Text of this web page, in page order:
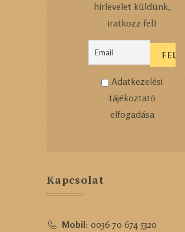
hírlevelet küldünk,
iratkozz fel!
Adatkezelési
tájékoztató
elfogadása
Kapcsolat
Mobil: 0036 70 674 5320